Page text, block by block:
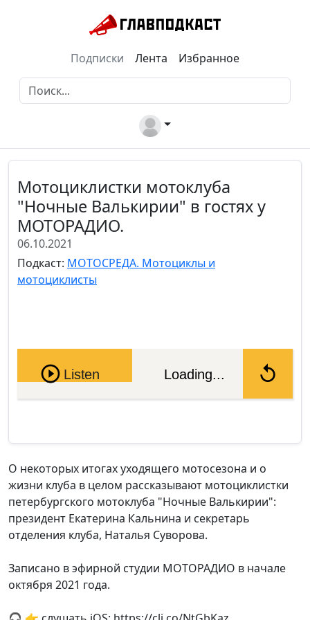
Подписки Лента Избранное
Мотоциклистки мотоклуба
"Ночные Валькирии" в гостях у
МОТОРАДИО.
06.10.2021
Подкаст: МОТОСРЕДА. Мотоциклы и
мотоциклисты
Pause
Listen Loading...
О некоторых итогах уходящего мотосезона и о
жизни клуба в целом рассказывают мотоциклистки
петербургского мотоклуба "Ночные Валькирии":
президент Екатерина Кальнина и секретарь
отделения клуба, Наталья Суворова.
Записано в эфирной студии МОТОРАДИО в начале
октября 2021 года.